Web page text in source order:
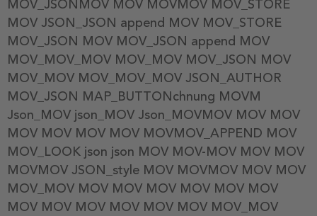
MOV_JSONMOV MOV MOVMOV MOV_STORE
MOV JSON_JSON append MOV MOV_STORE
MOV_JSON MOV MOV_JSON append MOV
MOV_MOV_MOV MOV_MOV MOV_JSON MOV
MOV_MOV MOV_MOV_MOV JSON_AUTHOR
MOV_JSON MAP_BUTTONchnung MOVM
Json_MOV json_MOV Json_MOVMOV MOV MOV
MOV MOV MOV MOV MOVMOV_APPEND MOV
MOV_LOOK json json MOV MOV-MOV MOV MOV
MOVMOV JSON_style MOV MOVMOV MOV MOV
MOV_MOV MOV MOV MOV MOV MOV MOV
MOV MOV MOV MOV MOV MOV MOV_MOV